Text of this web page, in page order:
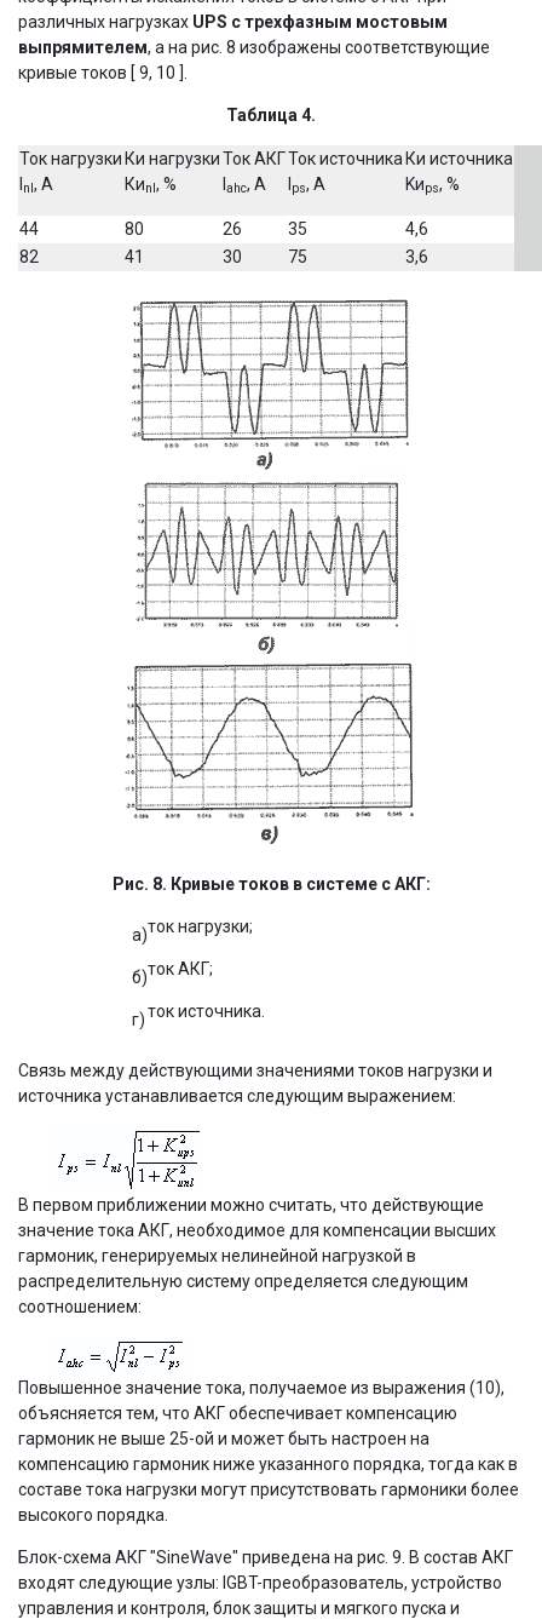
различных нагрузках UPS с трехфазным мостовым
выпрямителем, а на рис. 8 изображены соответствующие
кривые токов [ 9, 10 ].
Таблица 4.
Ток нагрузки
nl , A
Ки нагрузки
Киnl , %
Ток АКГ
ahc, A
Ток источника
ps, A
Ки источника
Kиps, %
44 80 26 35
4,6
82
41 30 75 3,6
Рис. 8. Кривые токов в системе с АКГ:
a)ток нагрузки;
б)ток АКГ;
г)ток источника.
Связь между действующими значениями токов нагрузки и
источника устанавливается следующим выражением:
В первом приближении можно считать, что действующие
значение тока АКГ, необходимое для компенсации высших
гармоник, генерируемых нелинейной нагрузкой в
распределительную систему определяется следующим
соотношением:
Повышенное значение тока, получаемое из выражения (10),
объясняется тем, что АКГ обеспечивает компенсацию
гармоник не выше 25-ой и может быть настроен на
компенсацию гармоник ниже указанного порядка, тогда как в
составе тока нагрузки могут присутствовать гармоники более
высокого порядка.
Блок-схема АКГ "SineWave" приведена на рис. 9. В состав АКГ
входят следующие узлы: IGBT-преобразователь, устройство
управления и контроля, блок защиты и мягкого пуска и